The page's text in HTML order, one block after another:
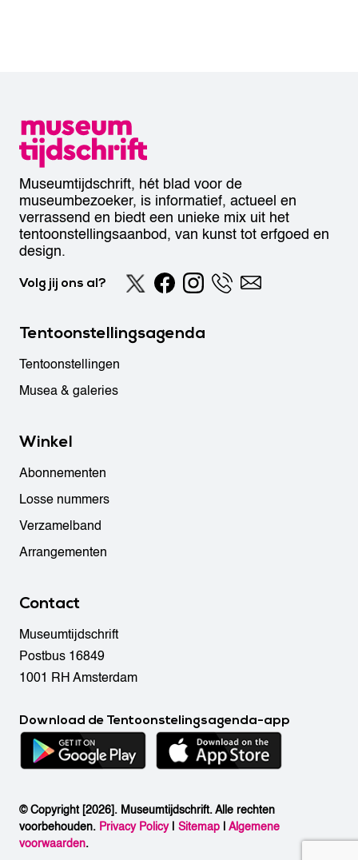
Museumtijdschrift, hét blad voor de
museumbezoeker, is informatief, actueel en
verrassend en biedt een unieke mix uit het
tentoonstellingsaanbod, van kunst tot erfgoed en
design.
Volg jij ons al?
Tentoonstellingsagenda
Tentoonstellingen
Musea & galeries
Winkel
Abonnementen
Losse nummers
Verzamelband
Arrangementen
Contact
Museumtijdschrift
Postbus 16849
1001 RH Amsterdam
Download de Tentoonstelingsagenda-app
© Copyright [2026]. Museumtijdschrift. Alle rechten
voorbehouden. Privacy Policy| Sitemap |Algemene
voorwaarden.